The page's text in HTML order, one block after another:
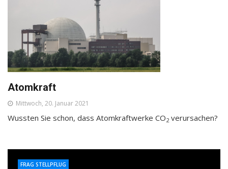
Atomkraft
Mittwoch, 20. Januar 2021
Wussten Sie schon, dass Atomkraftwerke CO2 verursachen?
FRAG STELLPFLUG